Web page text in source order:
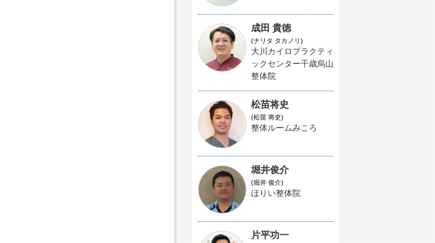
成田 貴徳
(ナリタ タカノリ)
大川カイロプラクティ
ックセンター千歳烏山
整体院
松苗将史
(松苗 将史)
整体ルームみころ
堀井俊介
(堀井 俊介)
ほりい整体院
片平功一